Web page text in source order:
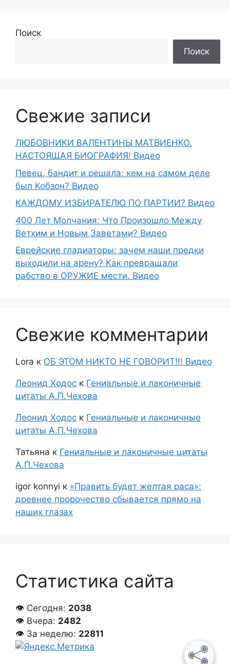
Поиск
Поиск
Свежие записи
ЛЮБОВНИКИ ВАЛЕНТИНЫ МАТВИЕНКО.
НАСТОЯЩАЯ БИОГРАФИЯ! Видео
Певец, бандит и решала: кем на самом деле
был Кобзон? Видео
КАЖДОМУ ИЗБИРАТЕЛЮ ПО ПАРТИИ? Видео
400 Лет Молчания: Что Произошло Между
Ветхим и Новым Заветами? Видео
Еврейские гладиаторы: зачем наши предки
выходили на арену? Как превращали
рабство в ОРУЖИЕ мести. Видео
Свежие комментарии
Lora к ОБ ЭТОМ НИКТО НЕ ГОВОРИТ!!! Видео
Леонид Ходос к Гениальные и лаконичные
цитаты А.П.Чехова
Леонид Ходос к Гениальные и лаконичные
цитаты А.П.Чехова
Татьяна к Гениальные и лаконичные цитаты
А.П.Чехова
igor konnyi к «Править будет желтая раса»:
древнее пророчество сбывается прямо на
наших глазах
Статистика сайта
👁 Сегодня: 2038
👁 Вчера: 2482
👁 За неделю: 22811